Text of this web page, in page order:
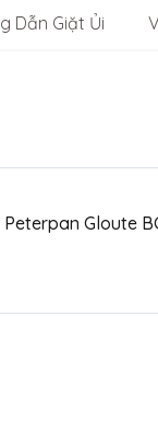
Dẫn Giặt Ủi
Gloute